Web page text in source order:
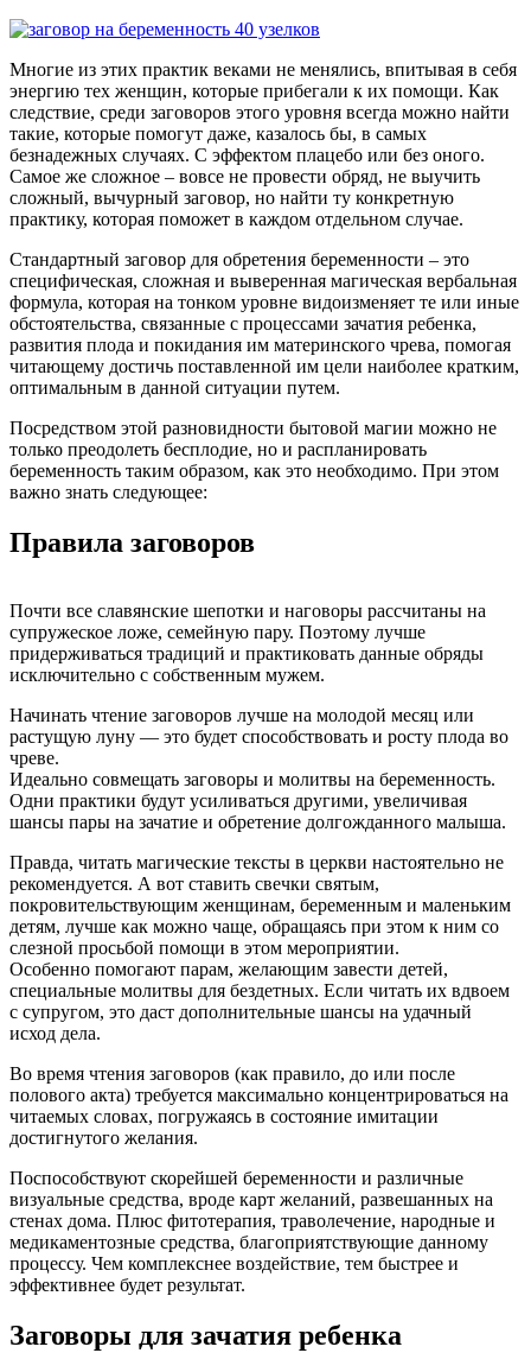
Многие из этих практик веками не менялись, впитывая в себя
энергию тех женщин, которые прибегали к их помощи. Как
следствие, среди заговоров этого уровня всегда можно найти
такие, которые помогут даже, казалось бы, в самых
безнадежных случаях. С эффектом плацебо или без оного.
Самое же сложное – вовсе не провести обряд, не выучить
сложный, вычурный заговор, но найти ту конкретную
практику, которая поможет в каждом отдельном случае.
Стандартный заговор для обретения беременности – это
специфическая, сложная и выверенная магическая вербальная
формула, которая на тонком уровне видоизменяет те или иные
обстоятельства, связанные с процессами зачатия ребенка,
развития плода и покидания им материнского чрева, помогая
читающему достичь поставленной им цели наиболее кратким,
оптимальным в данной ситуации путем.
Посредством этой разновидности бытовой магии можно не
только преодолеть бесплодие, но и распланировать
беременность таким образом, как это необходимо. При этом
важно знать следующее:
Правила заговоров
Почти все славянские шепотки и наговоры рассчитаны на
супружеское ложе, семейную пару. Поэтому лучше
придерживаться традиций и практиковать данные обряды
исключительно с собственным мужем.
Начинать чтение заговоров лучше на молодой месяц или
растущую луну — это будет способствовать и росту плода во
чреве.
Идеально совмещать заговоры и молитвы на беременность.
Одни практики будут усиливаться другими, увеличивая
шансы пары на зачатие и обретение долгожданного малыша.
Правда, читать магические тексты в церкви настоятельно не
рекомендуется. А вот ставить свечки святым,
покровительствующим женщинам, беременным и маленьким
детям, лучше как можно чаще, обращаясь при этом к ним со
слезной просьбой помощи в этом мероприятии.
Особенно помогают парам, желающим завести детей,
специальные молитвы для бездетных. Если читать их вдвоем
с супругом, это даст дополнительные шансы на удачный
исход дела.
Во время чтения заговоров (как правило, до или после
полового акта) требуется максимально концентрироваться на
читаемых словах, погружаясь в состояние имитации
достигнутого желания.
Поспособствуют скорейшей беременности и различные
визуальные средства, вроде карт желаний, развешанных на
стенах дома. Плюс фитотерапия, траволечение, народные и
медикаментозные средства, благоприятствующие данному
процессу. Чем комплекснее воздействие, тем быстрее и
эффективнее будет результат.
Заговоры для зачатия ребенка